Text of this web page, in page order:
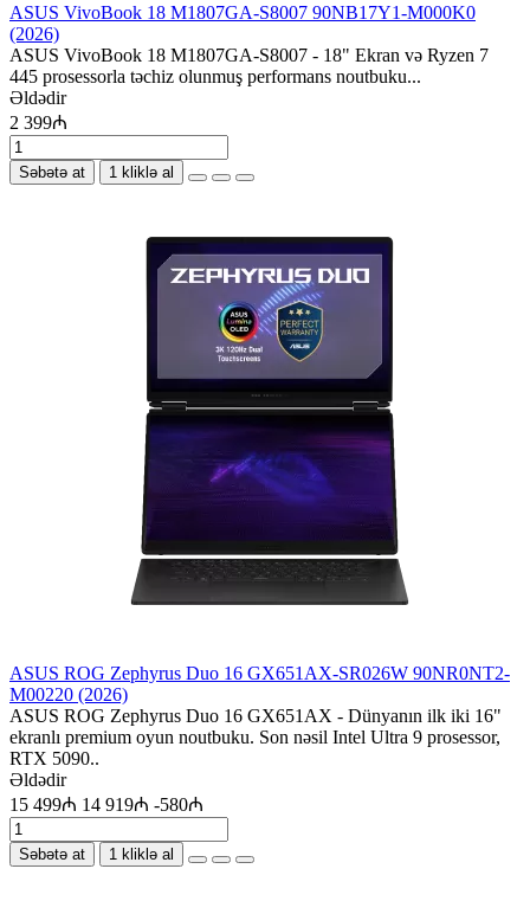
ASUS VivoBook 18 M1807GA-S8007 90NB17Y1-M000K0
(2026)
ASUS VivoBook 18 M1807GA-S8007 - 18" Ekran və Ryzen 7
445 prosessorla təchiz olunmuş performans noutbuku...
Əldədir
2 399₼
Səbətə at 1 kliklə al
ASUS ROG Zephyrus Duo 16 GX651AX-SR026W 90NR0NT2-
M00220 (2026)
ASUS ROG Zephyrus Duo 16 GX651AX - Dünyanın ilk iki 16"
ekranlı premium oyun noutbuku. Son nəsil Intel Ultra 9 prosessor,
RTX 5090..
Əldədir
15 499₼ 14 919₼ -580₼
Səbətə at 1 kliklə al